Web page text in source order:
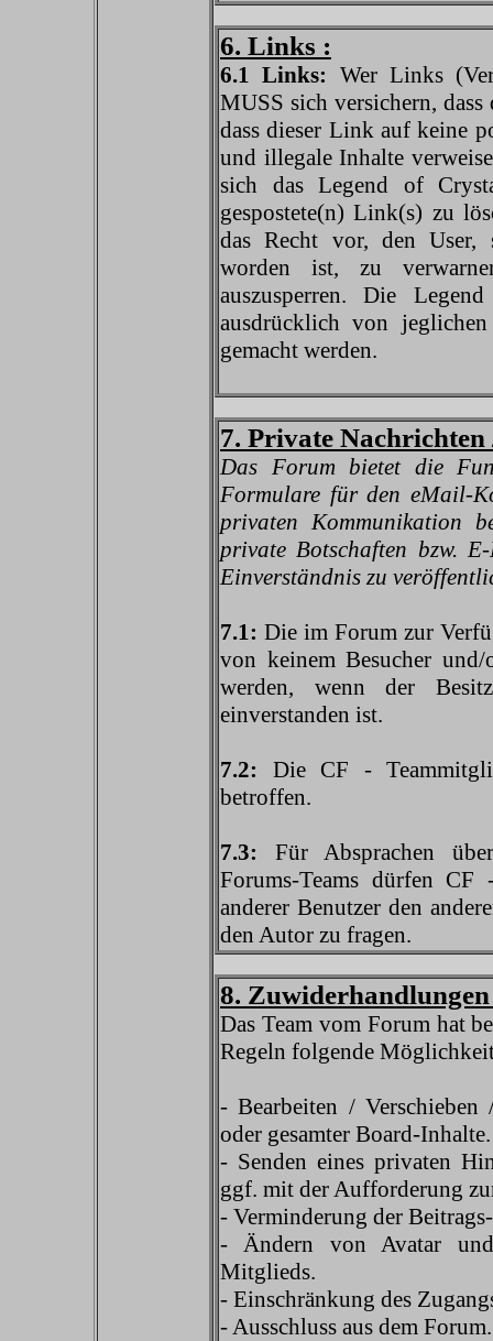
6. Links :
6.1 Links: Wer Links
MUSS sich versichern,
dass dieser Link auf keine
und illegale Inhalte
sich das Legend of
gespostete(n) Link(s) zu
das Recht vor, den User,
worden ist, zu
auszusperren. Die
ausdrücklich von
gemacht werden.
7. Private
Das Forum bietet die
Formulare für den eMail-
privaten Kommunikation
private Botschaften bzw.
Einverständnis zu
7.1: Die im Forum zur
von keinem Besucher
werden, wenn der
einverstanden ist.
7.2: Die CF -
betroffen.
7.3: Für Absprachen
Forums-Teams dürfen CF
anderer Benutzer den
den Autor zu fragen.
8.
Das Team vom Forum hat
Regeln folgende
- Bearbeiten / Verschieben
oder gesamter Board-Inhalte.
- Senden eines privaten
ggf. mit der Aufforderung
- Verminderung der
- Ändern von Avatar
Mitglieds.
- Einschränkung des
- Ausschluss aus dem Forum.